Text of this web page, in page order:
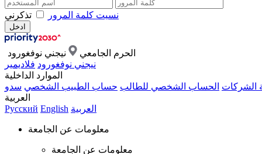
نسيت كلمة المرور تذكرني
الحرم الجامعي
نيجني نوفغورود
نيجني نوفغورود فلاديمير
الموارد الداخلية
الشركات الحساب الشخصي للطالب حساب الطبيب الشخصي سدو
العربية
Русский English العربية
معلومات عن الجامعة
معلومات عن الجامعة